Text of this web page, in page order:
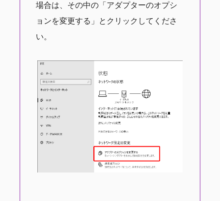
場合は、その中の「アダプターのオプシ
ョンを変更する」とクリックしてくださ
い。